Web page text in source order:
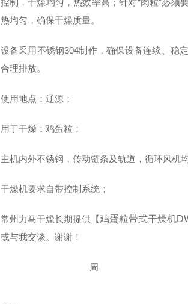
控制，干燥均匀，热效率高；针对“肉粒”必
热均匀，确保干燥质量。
设备采用不锈钢304制作，确保设备连续、稳
合理排放。
使用地点：辽源；
用于干燥：鸡蛋粒；
主机内外不锈钢，传动链条及轨道，循环风机
干燥机要求自带控制系统；
常州力马干燥长期提供【鸡蛋粒带式干燥机
或与我交谈。谢谢！
周